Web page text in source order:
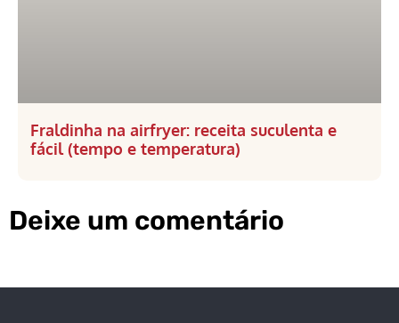
Fraldinha na airfryer: receita suculenta e
fácil (tempo e temperatura)
Deixe um comentário